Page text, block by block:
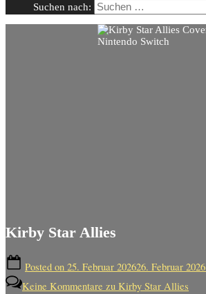
Suchen nach:
Kirby Star Allies
Posted on 25. Februar 202626. Februar 2026
Keine Kommentare zu Kirby Star Allies